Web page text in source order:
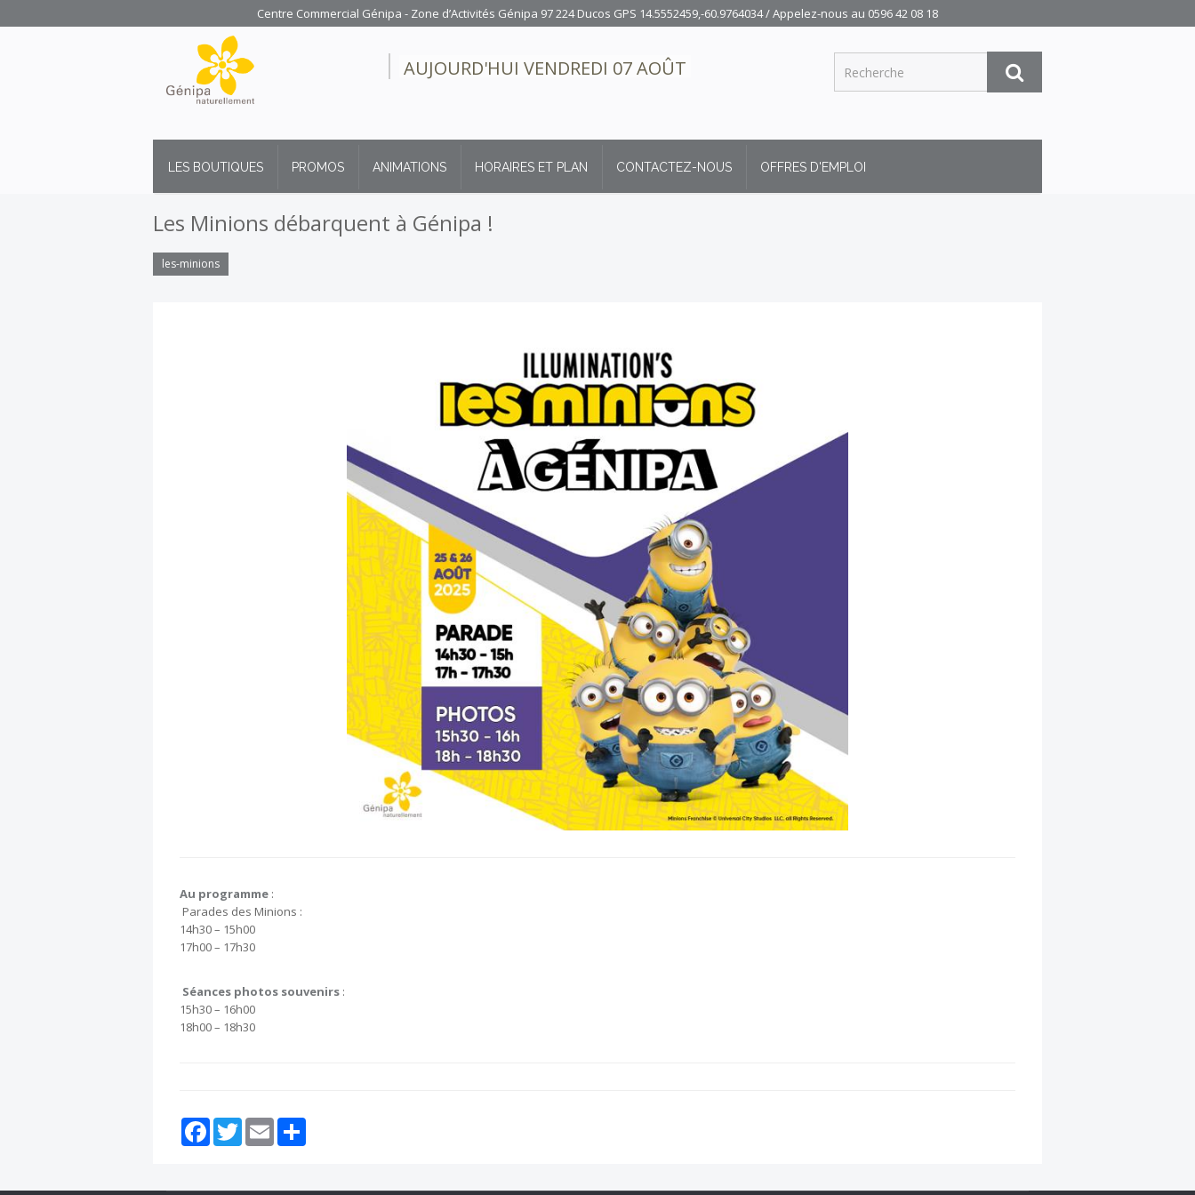
Centre Commercial Génipa - Zone d’Activités Génipa 97 224 Ducos GPS 14.5552459,-60.9764034/ Appelez-nous au 0596 42 08 18
AUJOURD'HUI VENDREDI 07 AOÛT
LES BOUTIQUES PROMOS ANIMATIONS HORAIRES ET PLAN CONTACTEZ-NOUS OFFRES D'EMPLOI
Les Minions débarquent à Génipa !
les-minions
Au programme :
Parades des Minions :
14h30 – 15h00
17h00 – 17h30
Séances photos souvenirs :
15h30 – 16h00
18h00 – 18h30
FacebookTwitterEmail